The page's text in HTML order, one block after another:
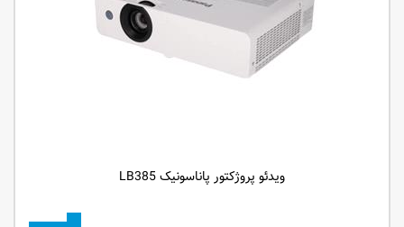
ویدئو پروژکتور پاناسونیک LB385